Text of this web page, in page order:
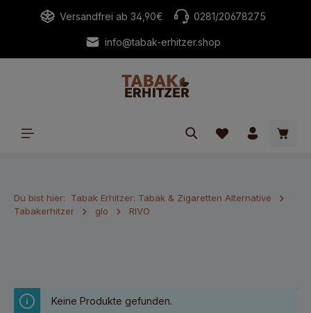
springenVersandfrei ab 34,90€ 0281/20678275
info@tabak-erhitzer.shop
Du bist hier:
Tabak Erhitzer: Tabak & Zigaretten Alternative
Tabakerhitzer
glo RIVO
Keine Produkte gefunden.